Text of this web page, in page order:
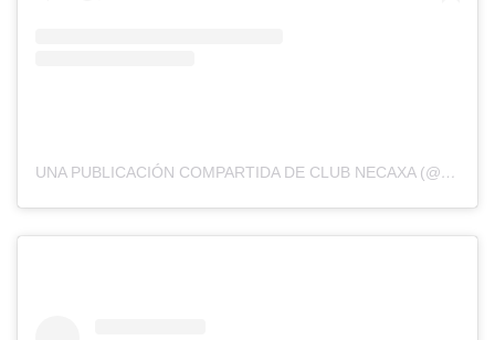
UNA PUBLICACIÓN COMPARTIDA DE CLUB NECAXA (@CLUBNECAXA)